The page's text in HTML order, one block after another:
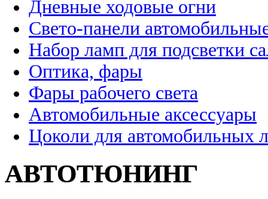
Дневные ходовые огни
Свето-панели
Набор ламп для подсветки
Оптика, фары
Фары рабочего света
Автомобильные аксессуары
Цоколи для автомобильных
АВТОТЮНИНГ